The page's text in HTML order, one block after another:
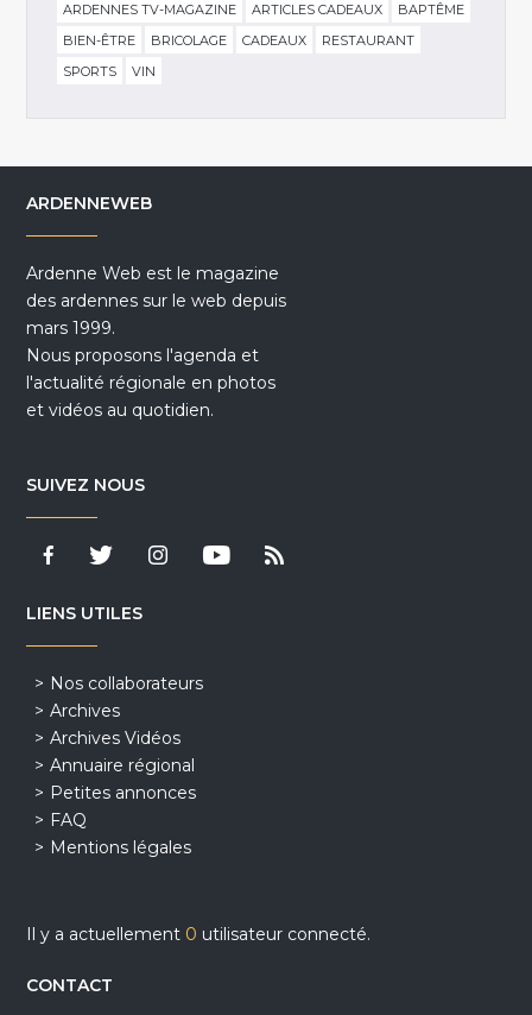
ARDENNES TV-MAGAZINE
ARTICLES CADEAUX
BAPTÊME
BIEN-ÊTRE
BRICOLAGE CADEAUX
RESTAURANT
SPORTS
VIN
ARDENNEWEB
Ardenne Web est le magazine
des ardennes sur le web depuis
mars 1999.
Nous proposons l'agenda et
l'actualité régionale en photos
et vidéos au quotidien.
SUIVEZ NOUS
LIENS UTILES
Nos collaborateurs
Archives
Archives Vidéos
Annuaire régional
Petites annonces
FAQ
Mentions légales
Il y a actuellement 0 utilisateur connecté.
CONTACT